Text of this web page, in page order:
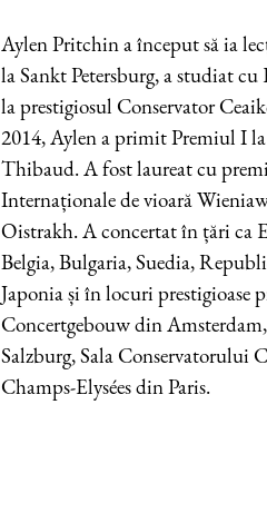
Aylen Pritchin a început să ia
la Sankt Petersburg, a studiat
la prestigiosul Conservator
2014, Aylen a primit Premiul I
Thibaud. A fost laureat cu
Internaționale de vioară
Oistrakh. A concertat în țări ca
Belgia, Bulgaria, Suedia,
Japonia și în locuri prestigioase
Concertgebouw din
Salzburg, Sala Conservatorului
Champs-Elysées din Paris.